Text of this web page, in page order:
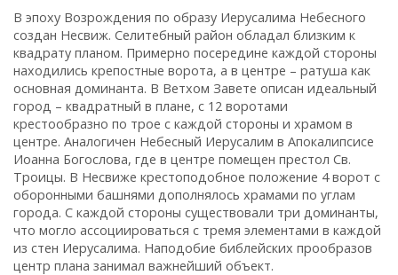
В эпоху Возрождения по образу Иерусалима Небесного
создан Несвиж. Селитебный район обладал близким к
квадрату планом. Примерно посередине каждой стороны
находились крепостные ворота, а в центре – ратуша как
основная доминанта. В Ветхом Завете описан идеальный
город – квадратный в плане, с 12 воротами
крестообразно по трое с каждой стороны и храмом в
центре. Аналогичен Небесный Иерусалим в Апокалипсисе
Иоанна Богослова, где в центре помещен престол Св.
Троицы. В Несвиже крестоподобное положение 4 ворот с
оборонными башнями дополнялось храмами по углам
города. С каждой стороны существовали три доминанты,
что могло ассоциироваться с тремя элементами в каждой
из стен Иерусалима. Наподобие библейских прообразов
центр плана занимал важнейший объект.